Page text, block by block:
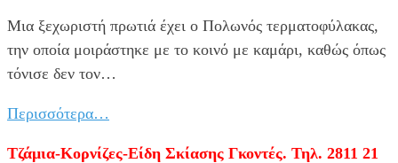
Μια ξεχωριστή πρωτιά έχει ο Πολωνός τερματοφύλακας,
την οποία μοιράστηκε με το κοινό με καμάρι, καθώς όπως
τόνισε δεν τον…
Περισσότερα…
Τζάμια-Κορνίζες-Είδη Σκίασης Γκοντές. Τηλ. 2811 21